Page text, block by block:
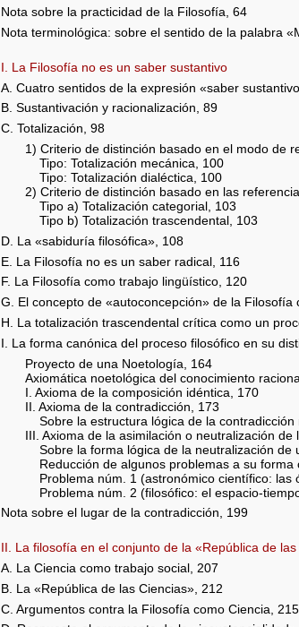
Nota sobre la practicidad de la Filosofía, 64
Nota terminológica: sobre el sentido de la palabra
I. La Filosofía no es un saber sustantivo
A. Cuatro sentidos de la expresión «saber
B. Sustantivación y racionalización, 89
C. Totalización, 98
1) Criterio de distinción basado en el modo de
Tipo: Totalización mecánica, 100
Tipo: Totalización dialéctica, 100
2) Criterio de distinción basado en las
Tipo a) Totalización categorial, 103
Tipo b) Totalización trascendental, 103
D. La «sabiduría filosófica», 108
E. La Filosofía no es un saber radical, 116
F. La Filosofía como trabajo lingüístico, 120
G. El concepto de «autoconcepción» de la Filosofía
H. La totalización trascendental crítica como un
I. La forma canónica del proceso filosófico en su
Proyecto de una Noetología, 164
Axiomática noetológica del conocimiento
I. Axioma de la composición idéntica, 170
II. Axioma de la contradicción, 173
Sobre la estructura lógica de la contradicción
III. Axioma de la asimilación o neutralización
Sobre la forma lógica de la neutralización de
Reducción de algunos problemas a su forma
Problema núm. 1 (astronómico científico: las
Problema núm. 2 (filosófico: el espacio-
Nota sobre el lugar de la contradicción, 199
II. La filosofía en el conjunto de la «República de
A. La Ciencia como trabajo social, 207
B. La «República de las Ciencias», 212
C. Argumentos contra la Filosofía como Ciencia, 215